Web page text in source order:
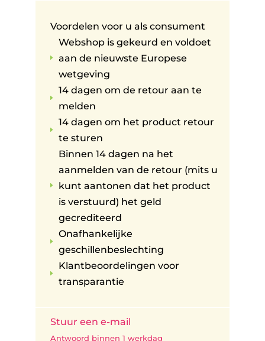
Voordelen voor u als consument
E
Webshop is gekeurd en voldoet
aan de nieuwste Europese
wetgeving
E
14 dagen om de retour aan te
melden
E
14 dagen om het product retour
te sturen
E
Binnen 14 dagen na het
aanmelden van de retour (mits u
kunt aantonen dat het product
is verstuurd) het geld
gecrediteerd
E
Onafhankelijke
geschillenbeslechting
E
Klantbeoordelingen voor
transparantie
Stuur een e-mail
Antwoord binnen 1 werkdag